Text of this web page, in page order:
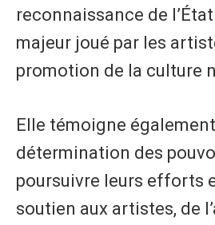
reconnaissance de
majeur joué par les
promotion de la culture
Elle témoigne
détermination des
poursuivre leurs efforts
soutien aux artistes, de